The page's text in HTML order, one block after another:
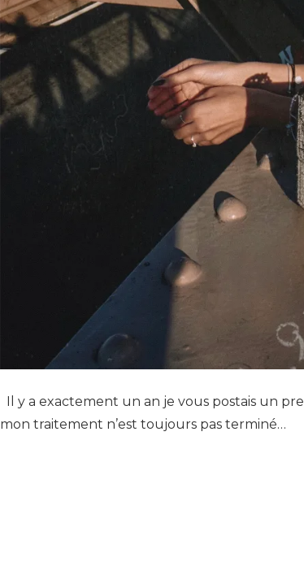
Il y a exactement un an je vous postais un
mon traitement n’est toujours pas terminé…